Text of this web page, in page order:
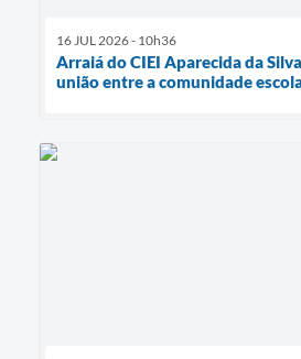
16 JUL 2026 - 10h36
Arraiá do CIEI Aparecida da
união entre a comunidade